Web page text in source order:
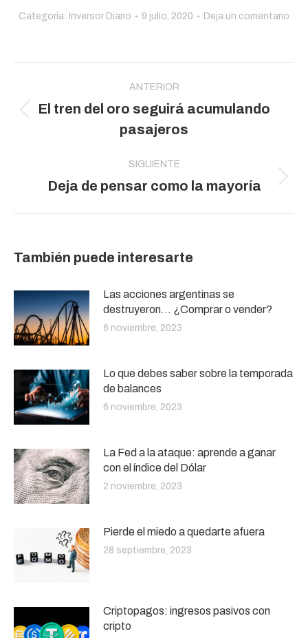
Categoría: Inversor Diario 9 julio, 2020 Deja un comentario
publicaciones
ANTERIOR
Publicación
anterior:
El tren del oro seguirá acumulando
pasajeros
SIGUIENTE
Publicación
Deja de pensar como la mayoría
También puede interesarte
Las acciones argentinas se
destruyeron… ¿Comprar o vender?
6 noviembre, 2023
Lo que debes saber sobre la temporada
de balances
6 noviembre, 2023
La Fed a la ataque: aprende a ganar
con el índice del Dólar
2 noviembre, 2023
Pierde el miedo a quedarte afuera
28 septiembre, 2023
Criptopagos: ingresos pasivos con
cripto